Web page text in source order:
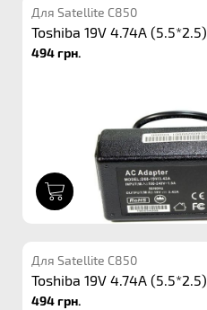
Для Satellite C850
Toshiba 19V 4.74A (5.5*2.5)
494 грн.
Для Satellite C850
Toshiba 19V 4.74A (5.5*2.5)
494 грн.